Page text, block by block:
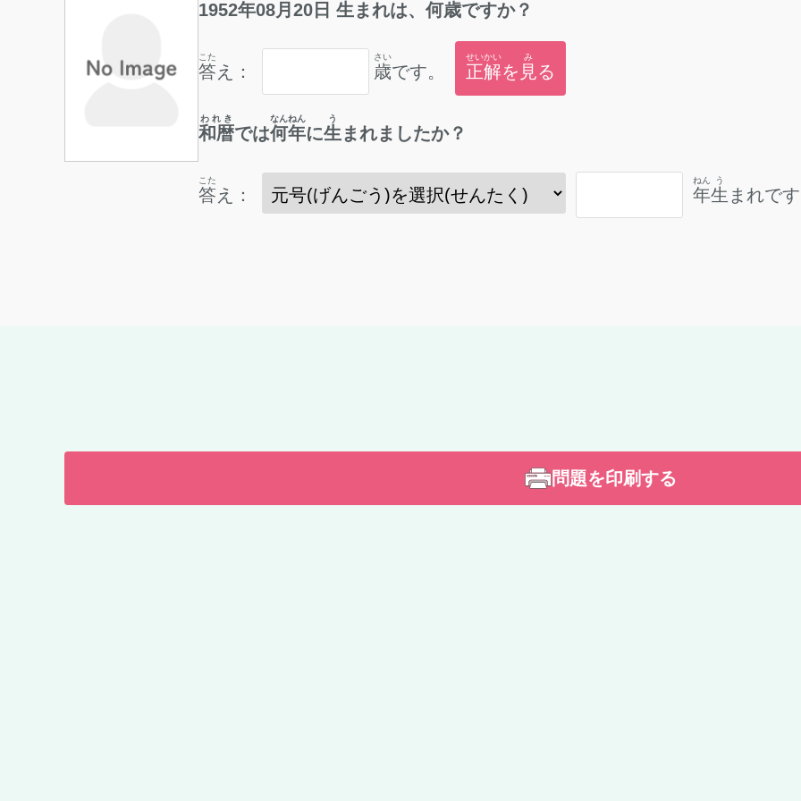
1952年08月 20 日 生 まれは、 何歳ですか？
答
こた
え： 歳
さい
です。 正解
せいかい
を 見
み
る
和暦
われき
では何年
なんねん
に生
う
まれましたか？
答
こた
え： 年
ねん
生
う
まれで
問題を印刷する